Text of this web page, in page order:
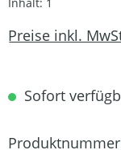
Inhalt: 1
Preise inkl.
Sofort